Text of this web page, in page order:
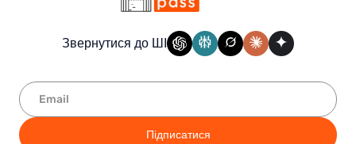
Звернутися до ШІ
Підписатися